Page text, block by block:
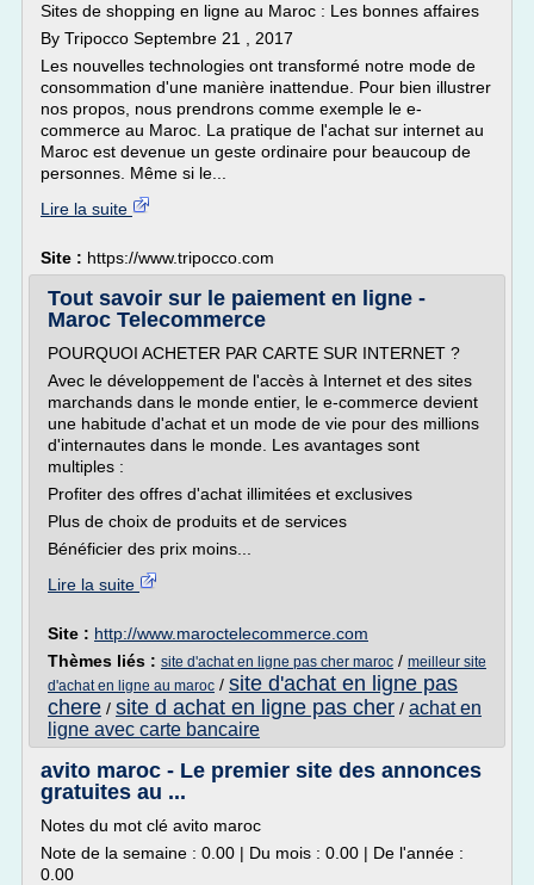
Sites de shopping en ligne au Maroc : Les bonnes affaires
By Tripocco Septembre 21 , 2017
Les nouvelles technologies ont transformé notre mode de
consommation d'une manière inattendue. Pour bien illustrer
nos propos, nous prendrons comme exemple le e-
commerce au Maroc. La pratique de l'achat sur internet au
Maroc est devenue un geste ordinaire pour beaucoup de
personnes. Même si le...
Lire la suite
Site : https://www.tripocco.com
Tout savoir sur le paiement en ligne -
Maroc Telecommerce
POURQUOI ACHETER PAR CARTE SUR INTERNET ?
Avec le développement de l'accès à Internet et des sites
marchands dans le monde entier, le e-commerce devient
une habitude d'achat et un mode de vie pour des millions
d'internautes dans le monde. Les avantages sont
multiples :
Profiter des offres d'achat illimitées et exclusives
Plus de choix de produits et de services
Bénéficier des prix moins...
Lire la suite
Site : http://www.maroctelecommerce.com
Thèmes liés : site d'achat en ligne pas cher maroc / meilleur site
d'achat en ligne au maroc / site d'achat en ligne pas
chere / site d achat en ligne pas cher / achat en
ligne avec carte bancaire
avito maroc - Le premier site des annonces
gratuites au ...
Notes du mot clé avito maroc
Note de la semaine : 0.00 | Du mois : 0.00 | De l'année :
0.00